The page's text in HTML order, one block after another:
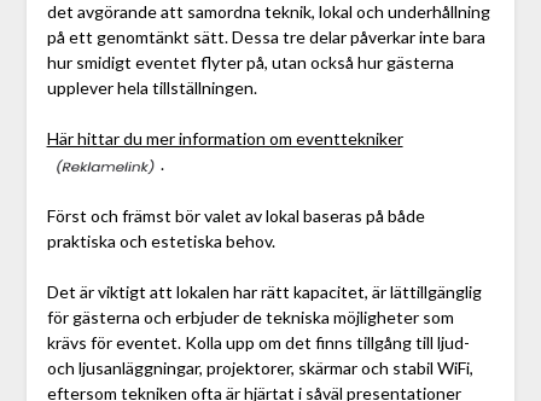
det avgörande att samordna teknik, lokal och underhållning
på ett genomtänkt sätt. Dessa tre delar påverkar inte bara
hur smidigt eventet flyter på, utan också hur gästerna
upplever hela tillställningen.
Här hittar du mer information om eventtekniker
.
Först och främst bör valet av lokal baseras på både
praktiska och estetiska behov.
Det är viktigt att lokalen har rätt kapacitet, är lättillgänglig
för gästerna och erbjuder de tekniska möjligheter som
krävs för eventet. Kolla upp om det finns tillgång till ljud-
och ljusanläggningar, projektorer, skärmar och stabil WiFi,
eftersom tekniken ofta är hjärtat i såväl presentationer